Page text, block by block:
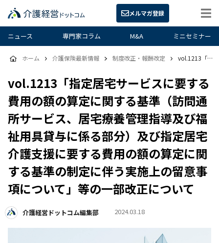
メルマガ登録
ニュース 専門家コラム M&A ミニセミナー
vol.1213「指定居宅サービスに要する
費用の額の算定に関する基準（訪問通
所サービス、居宅療養管理指導及び福
祉用具貸与に係る部分）及び指定居宅
介護支援に要する費用の額の算定に関
する基準の制定に伴う実施上の留意事
項について」等の一部改正について
介護経営ドットコム編集部 2024.03.18
ホーム 介護保険最新情報 制度改正・報酬改定 vol.1213「指定居宅サービスに要する費用の額の算定に関する基準（訪問通所サービス、居宅療養管理指導及び福祉用具貸与に係る部分）及び指定居宅介護支援に要する費用の額の算定に関する基準の制定に伴う実施上の留意事項について」等の一部改正について